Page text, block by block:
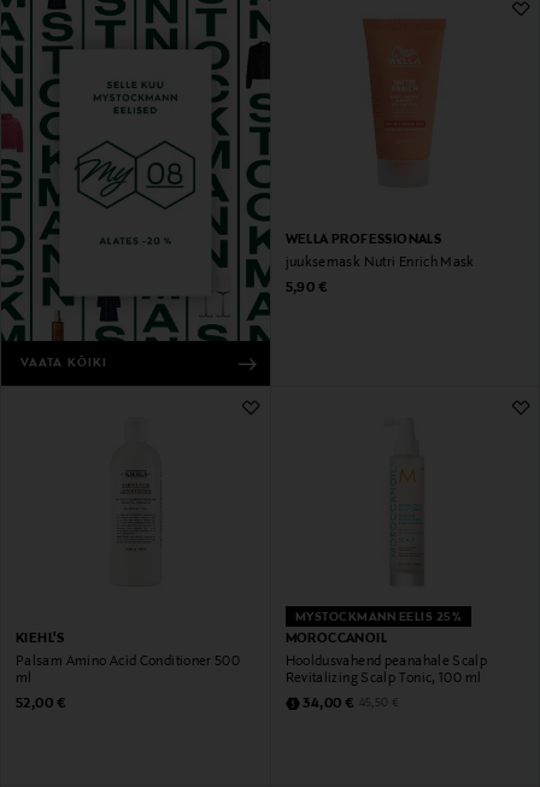
VAATA KÕIKI
WELLA PROFESSIONALS
juuksemask Nutri Enrich Mask
Original Price
5,90 €
KIEHL'S
Palsam Amino Acid Conditioner 500
ml
Original Price
52,00 €
MYSTOCKMANN EELIS 25%
MOROCCANOIL
Hooldusvahend peanahale Scalp
Revitalizing Scalp Tonic, 100 ml
Discounted Price
34,00 € Original Price
45,50 €